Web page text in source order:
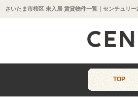
さいたま市桜区 未入居 賃貸物件一覧｜センチュリ
TOP